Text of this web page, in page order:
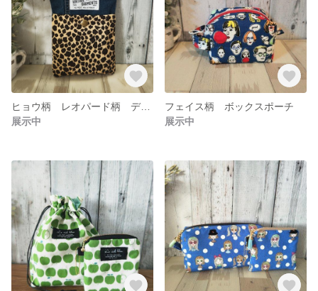
ヒョウ柄 レオパード柄 デニムリメイクポーチ バッグ アニマル柄
展示中
フェイス柄 ボックスポーチ
展示中